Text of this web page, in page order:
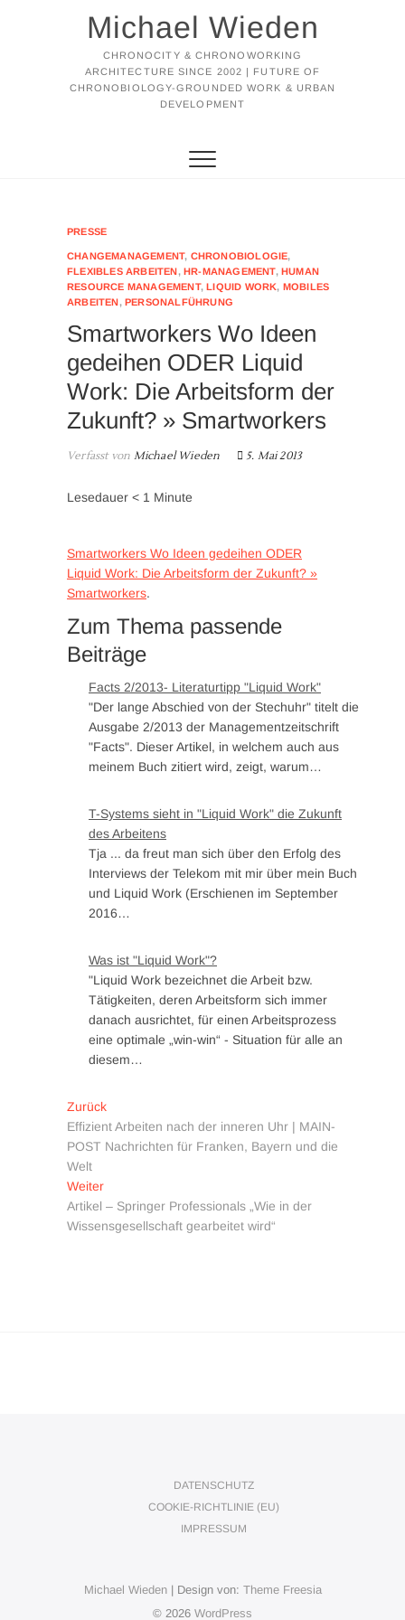
Michael Wieden
CHRONOCITY & CHRONOWORKING
ARCHITECTURE SINCE 2002 | FUTURE OF
CHRONOBIOLOGY-GROUNDED WORK & URBAN
DEVELOPMENT
PRESSE
CHANGEMANAGEMENT, CHRONOBIOLOGIE,
FLEXIBLES ARBEITEN,HR-MANAGEMENT,HUMAN
RESOURCE MANAGEMENT,LIQUID WORK, MOBILES
ARBEITEN,PERSONALFÜHRUNG
Smartworkers Wo Ideen
gedeihen ODER Liquid
Work: Die Arbeitsform der
Zukunft? » Smartworkers
Verfasst von Michael Wieden 5. Mai 2013
Lesedauer < 1 Minute
Smartworkers Wo Ideen gedeihen ODER
Liquid Work: Die Arbeitsform der Zukunft? »
Smartworkers.
Zum Thema passende
Beiträge
Facts 2/2013- Literaturtipp "Liquid Work"
"Der lange Abschied von der Stechuhr" titelt die
Ausgabe 2/2013 der Managementzeitschrift
"Facts". Dieser Artikel, in welchem auch aus
meinem Buch zitiert wird, zeigt, warum…
T-Systems sieht in "Liquid Work" die Zukunft
des Arbeitens
Tja ... da freut man sich über den Erfolg des
Interviews der Telekom mit mir über mein Buch
und Liquid Work (Erschienen im September
2016…
Was ist "Liquid Work"?
"Liquid Work bezeichnet die Arbeit bzw.
Tätigkeiten, deren Arbeitsform sich immer
danach ausrichtet, für einen Arbeitsprozess
eine optimale „win-win“ - Situation für alle an
diesem…
Zurück
Effizient Arbeiten nach der inneren Uhr | MAIN-
POST Nachrichten für Franken, Bayern und die
Welt
Weiter
Artikel – Springer Professionals „Wie in der
Wissensgesellschaft gearbeitet wird“
DATENSCHUTZ
COOKIE-RICHTLINIE (EU)
IMPRESSUM
Michael Wieden| Design von: Theme Freesia
© 2026 WordPress